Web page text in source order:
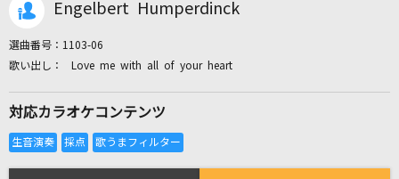
リアルタイムで歌われている曲の一覧
Engelbert Humperdinck
選曲番号： 1103-06
Love me with all of your heart
対応カラオケコンテンツ